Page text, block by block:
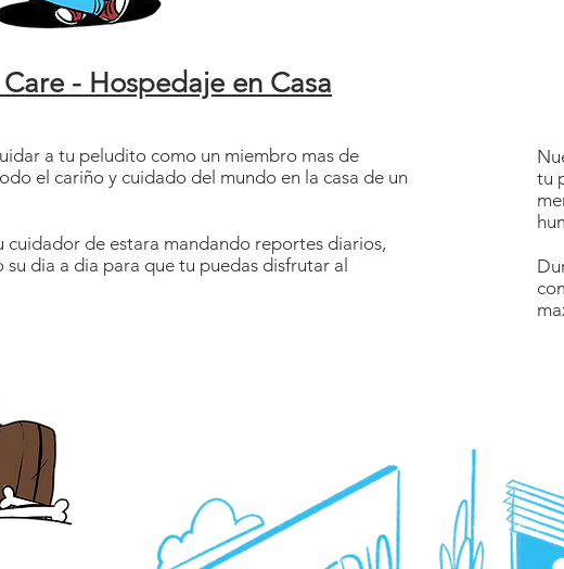
- Hospedaje en Casa
a tu peludito como un miembro mas de
el cariño y cuidado del mundo en la casa de un
de estara mandando reportes diarios,
dia a dia para que tu puedas disfrutar al
tu